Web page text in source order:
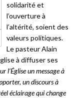
solidarité et
l’ouverture à
l’altérité, soient des
valeurs politiques.
Le pasteur Alain
à diffuser ses
l’Église un message à
un discours à
éclairage qui change